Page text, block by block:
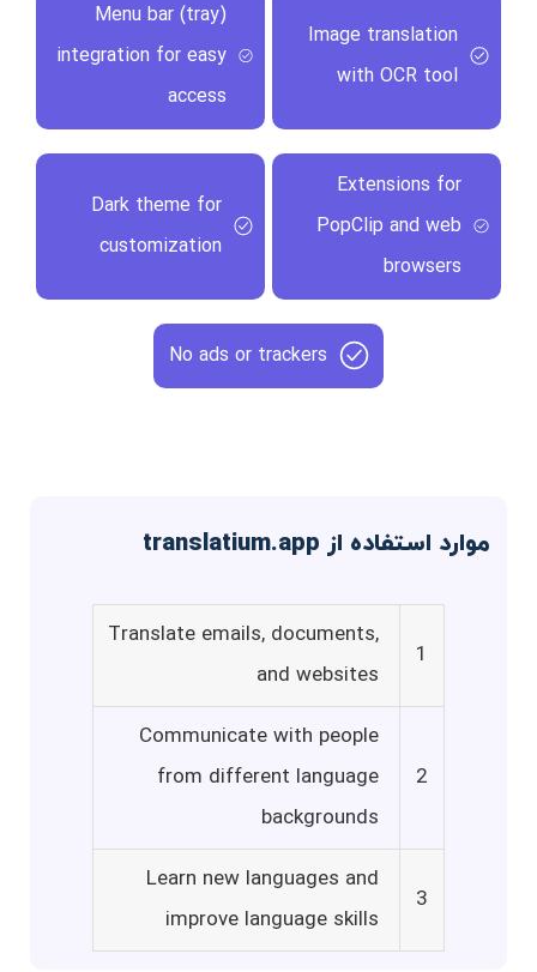
Image translation
with OCR tool
Menu bar (tray)
integration for easy
access
Extensions for
PopClip and web
browsers
Dark theme for
customization
No ads or trackers
موارد استفاده از translatium.app
1
Translate emails, documents,
and websites
2
Communicate with people
from different language
backgrounds
3
Learn new languages and
improve language skills